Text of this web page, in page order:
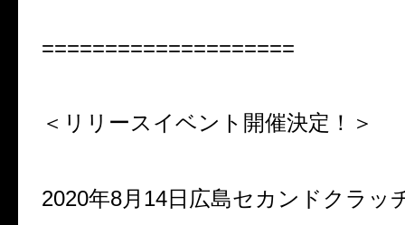
====================
＜リリースイベント開催決定！＞
2020年8月14日広島セカンドクラッ